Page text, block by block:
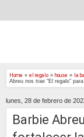
Home » el regalo » house » la
Abreu nos trae “El regalo”
lunes, 28 de febrero de
Barbie